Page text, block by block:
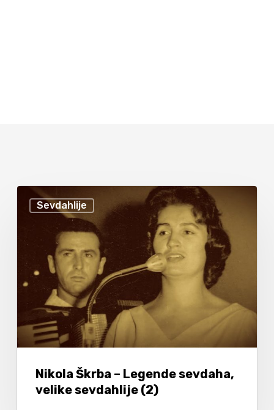
Sevdahlije
Nikola Škrba – Legende sevdaha,
velike sevdahlije (2)